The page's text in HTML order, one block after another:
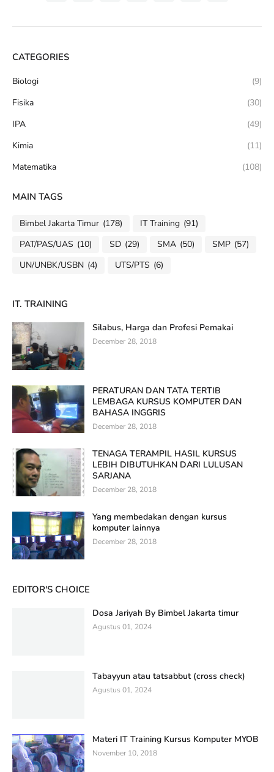
CATEGORIES
Biologi
(9)
Fisika
(30)
IPA
(49)
Kimia
(11)
Matematika
(108)
MAIN TAGS
Bimbel Jakarta Timur (178) IT Training (91)
PAT/PAS/UAS (10) SD (29) SMA (50) SMP (57)
UN/UNBK/USBN (4) UTS/PTS (6)
IT. TRAINING
Silabus, Harga dan Profesi Pemakai
December 28, 2018
PERATURAN DAN TATA TERTIB
LEMBAGA KURSUS KOMPUTER DAN
BAHASA INGGRIS
December 28, 2018
TENAGA TERAMPIL HASIL KURSUS
LEBIH DIBUTUHKAN DARI LULUSAN
SARJANA
December 28, 2018
Yang membedakan dengan kursus
komputer lainnya
December 28, 2018
EDITOR'S CHOICE
Dosa Jariyah By Bimbel Jakarta timur
Agustus 01, 2024
Tabayyun atau tatsabbut (cross check)
Agustus 01, 2024
Materi IT Training Kursus Komputer MYOB
November 10, 2018